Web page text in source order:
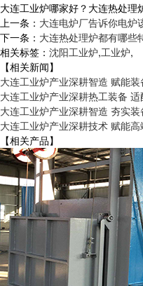
大连工业炉哪家好？大连热处
上一条： 大连电炉厂告诉你电炉
下一条： 大连热处理炉都有哪些
相关标签： 沈阳工业炉,工业炉,
【相关新闻】
大连工业炉产业深耕智造 赋能
大连工业炉产业深耕热工装备
大连工业炉产业深耕智造 夯实
大连工业炉产业深耕技术 赋能
【相关产品】